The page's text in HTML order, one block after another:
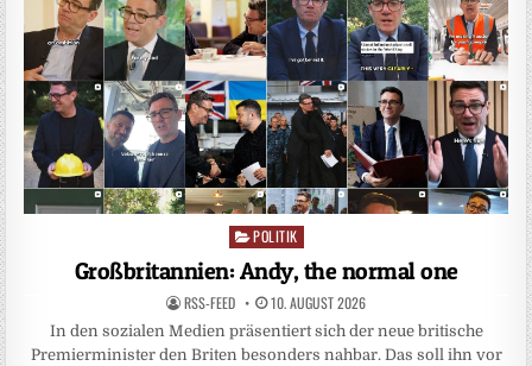
Posted
POLITIK
Großbritannien: Andy, the normal one
RSS-FEED 10. AUGUST 2026
In den sozialen Medien präsentiert sich der neue britische
Premierminister den Briten besonders nahbar. Das soll ihn vor